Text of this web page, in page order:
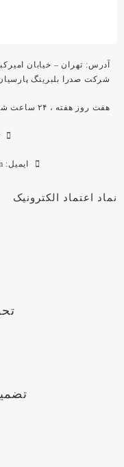
شرکت صدرا بلبرینگ
هفت روز هفته ، ۲۴ ساعت شبانه‌روز پاسخگوی شما هستیم
ایمیل: info@SadraTradingCo.Com
نماد اعتماد الکترونیک